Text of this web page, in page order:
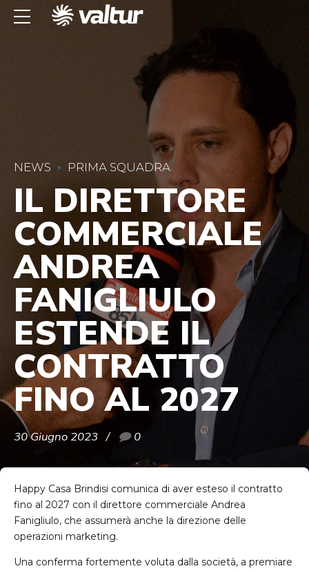
NEWS PRIMA SQUADRA
IL DIRETTORE
COMMERCIALE
ANDREA
FANIGLIULO
ESTENDE IL
CONTRATTO
FINO AL 2027
30 Giugno 2023 0
Happy Casa Brindisi comunica di aver esteso il contratto
fino al 2027 con il direttore commerciale Andrea
Fanigliulo, che assumerà anche la direzione delle
operazioni marketing.
Una conferma fortemente voluta dalla società, a premiare